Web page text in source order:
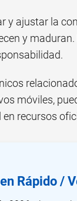
y ajustar la
y
móviles,
recursos
Rápido /